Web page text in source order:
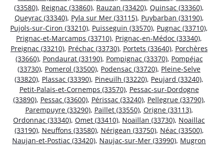
(33580), Reignac (33860), Rauzan (33420), Quinsac (33360),
Queyrac (33340), Pyla sur Mer (33115), Puybarban (33190),
Pujols-sur-Ciron (33210), Puisseguin (33570), Pugnac (33710),
Prignac-et-Marcamps (33710), Prignac-en-Médoc (33340),
Preignac (33210), Préchac (33730), Portets (33640), Porchères
(33660), Pondaurat (33190), Pompignac (33370), Pompéjac
(33730), Pomerol (33500), Podensac (33720), Pleine-Selve
(33820), Plassac (33390), Pineuilh (33220), Peujard (33240),
Petit-Palais-et-Cornemps (33570), Pessac-sur-Dordogne
(33890), Pessac (33600), Périssac (33240), Pellegrue (33790),
Parempuyre (33290), Paillet (33550), Origne (33113),
Ordonnac (33340), Omet (33410), Noaillan (33730), Noaillac
(33190), Neuffons (33580), Nérigean (33750), Néac (33500),
Naujan-et-Postiac (33420), Naujac-sur-Mer (33990), Mugron